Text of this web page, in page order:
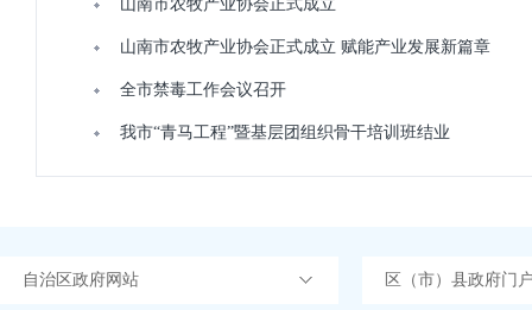
山南市农牧产业协会正式成立
山南市农牧产业协会正式成立 赋能产业发展新篇章
全市禁毒工作会议召开
我市“青马工程”暨基层团组织骨干培训班结业
自治区政府网站 区（市）县政府门